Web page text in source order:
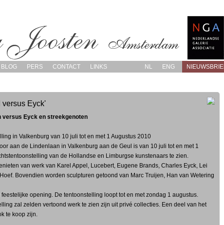
BLOG PERS CONTACT LINKS ENG
NL
versus Eyck'
versus Eyck en streekgenoten
in Valkenburg van 10 juli tot en met 1 Augustus 2010
aan de Lindenlaan in Valkenburg aan de Geul is van 10 juli tot en met 1
van de Hollandse en Limburgse kunstenaars te zien.
van werk van Karel Appel, Lucebert, Eugene Brands, Charles Eyck, Lei
Bovendien worden sculpturen getoond van Marc Truijen, Han van Wetering
opening. De tentoonstelling loopt tot en met zondag 1 augustus.
zal zelden vertoond werk te zien zijn uit privé collecties. Een deel van het
te koop zijn.